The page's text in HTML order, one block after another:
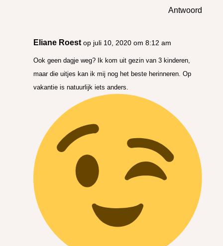
Antwoord
Eliane Roest op juli 10, 2020 om 8:12 am
Ook geen dagje weg? Ik kom uit gezin van 3 kinderen,
maar die uitjes kan ik mij nog het beste herinneren. Op
vakantie is natuurlijk iets anders.